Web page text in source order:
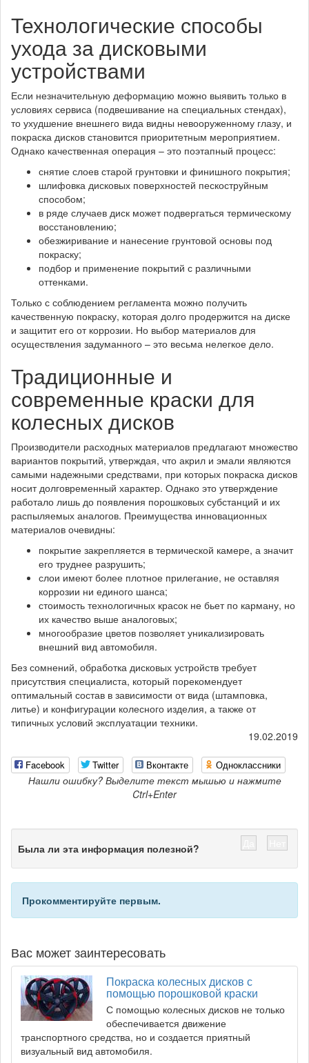
Технологические способы
ухода за дисковыми
устройствами
Если незначительную деформацию можно выявить только в
условиях сервиса (подвешивание на специальных стендах),
то ухудшение внешнего вида видны невооруженному глазу, и
покраска дисков становится приоритетным мероприятием.
Однако качественная операция – это поэтапный процесс:
снятие слоев старой грунтовки и финишного покрытия;
шлифовка дисковых поверхностей пескоструйным
способом;
в ряде случаев диск может подвергаться термическому
восстановлению;
обезжиривание и нанесение грунтовой основы под
покраску;
подбор и применение покрытий с различными
оттенками.
Только с соблюдением регламента можно получить
качественную покраску, которая долго продержится на диске
и защитит его от коррозии. Но выбор материалов для
осуществления задуманного – это весьма нелегкое дело.
Традиционные и
современные краски для
колесных дисков
Производители расходных материалов предлагают множество
вариантов покрытий, утверждая, что акрил и эмали являются
самыми надежными средствами, при которых покраска дисков
носит долговременный характер. Однако это утверждение
работало лишь до появления порошковых субстанций и их
распыляемых аналогов. Преимущества инновационных
материалов очевидны:
покрытие закрепляется в термической камере, а значит
его труднее разрушить;
слои имеют более плотное прилегание, не оставляя
коррозии ни единого шанса;
стоимость технологичных красок не бьет по карману, но
их качество выше аналоговых;
многообразие цветов позволяет уникализировать
внешний вид автомобиля.
Без сомнений, обработка дисковых устройств требует
присутствия специалиста, который порекомендует
оптимальный состав в зависимости от вида (штамповка,
литье) и конфигурации колесного изделия, а также от
типичных условий эксплуатации техники.
19.02.2019
Facebook Twitter Вконтакте Одноклассники
Нашли ошибку? Выделите текст мышью и нажмите
Ctrl+Enter
Была ли эта информация полезной?
Прокомментируйте первым.
Вас может заинтересовать
Покраска колесных дисков с
помощью порошковой краски
С помощью колесных дисков не только
обеспечивается движение
транспортного средства, но и создается приятный
визуальный вид автомобиля.